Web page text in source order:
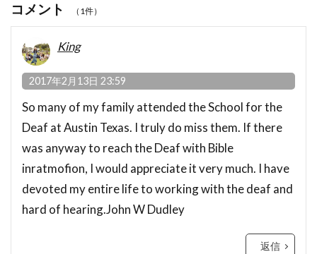
コメント （1件）
King
2017年2月13日 23:59
So many of my family attended the School for the
Deaf at Austin Texas. I truly do miss them. If there
was anyway to reach the Deaf with Bible
inratmofion, I would appreciate it very much. I have
devoted my entire life to working with the deaf and
hard of hearing.John W Dudley
返信